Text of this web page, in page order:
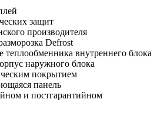
защит
производителя
Defrost
теплообменника внутреннего блока
наружнoго блока
покрытием
панель
и постгарантийном